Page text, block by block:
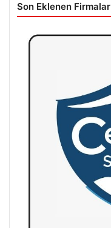
Son Eklenen Firmalar